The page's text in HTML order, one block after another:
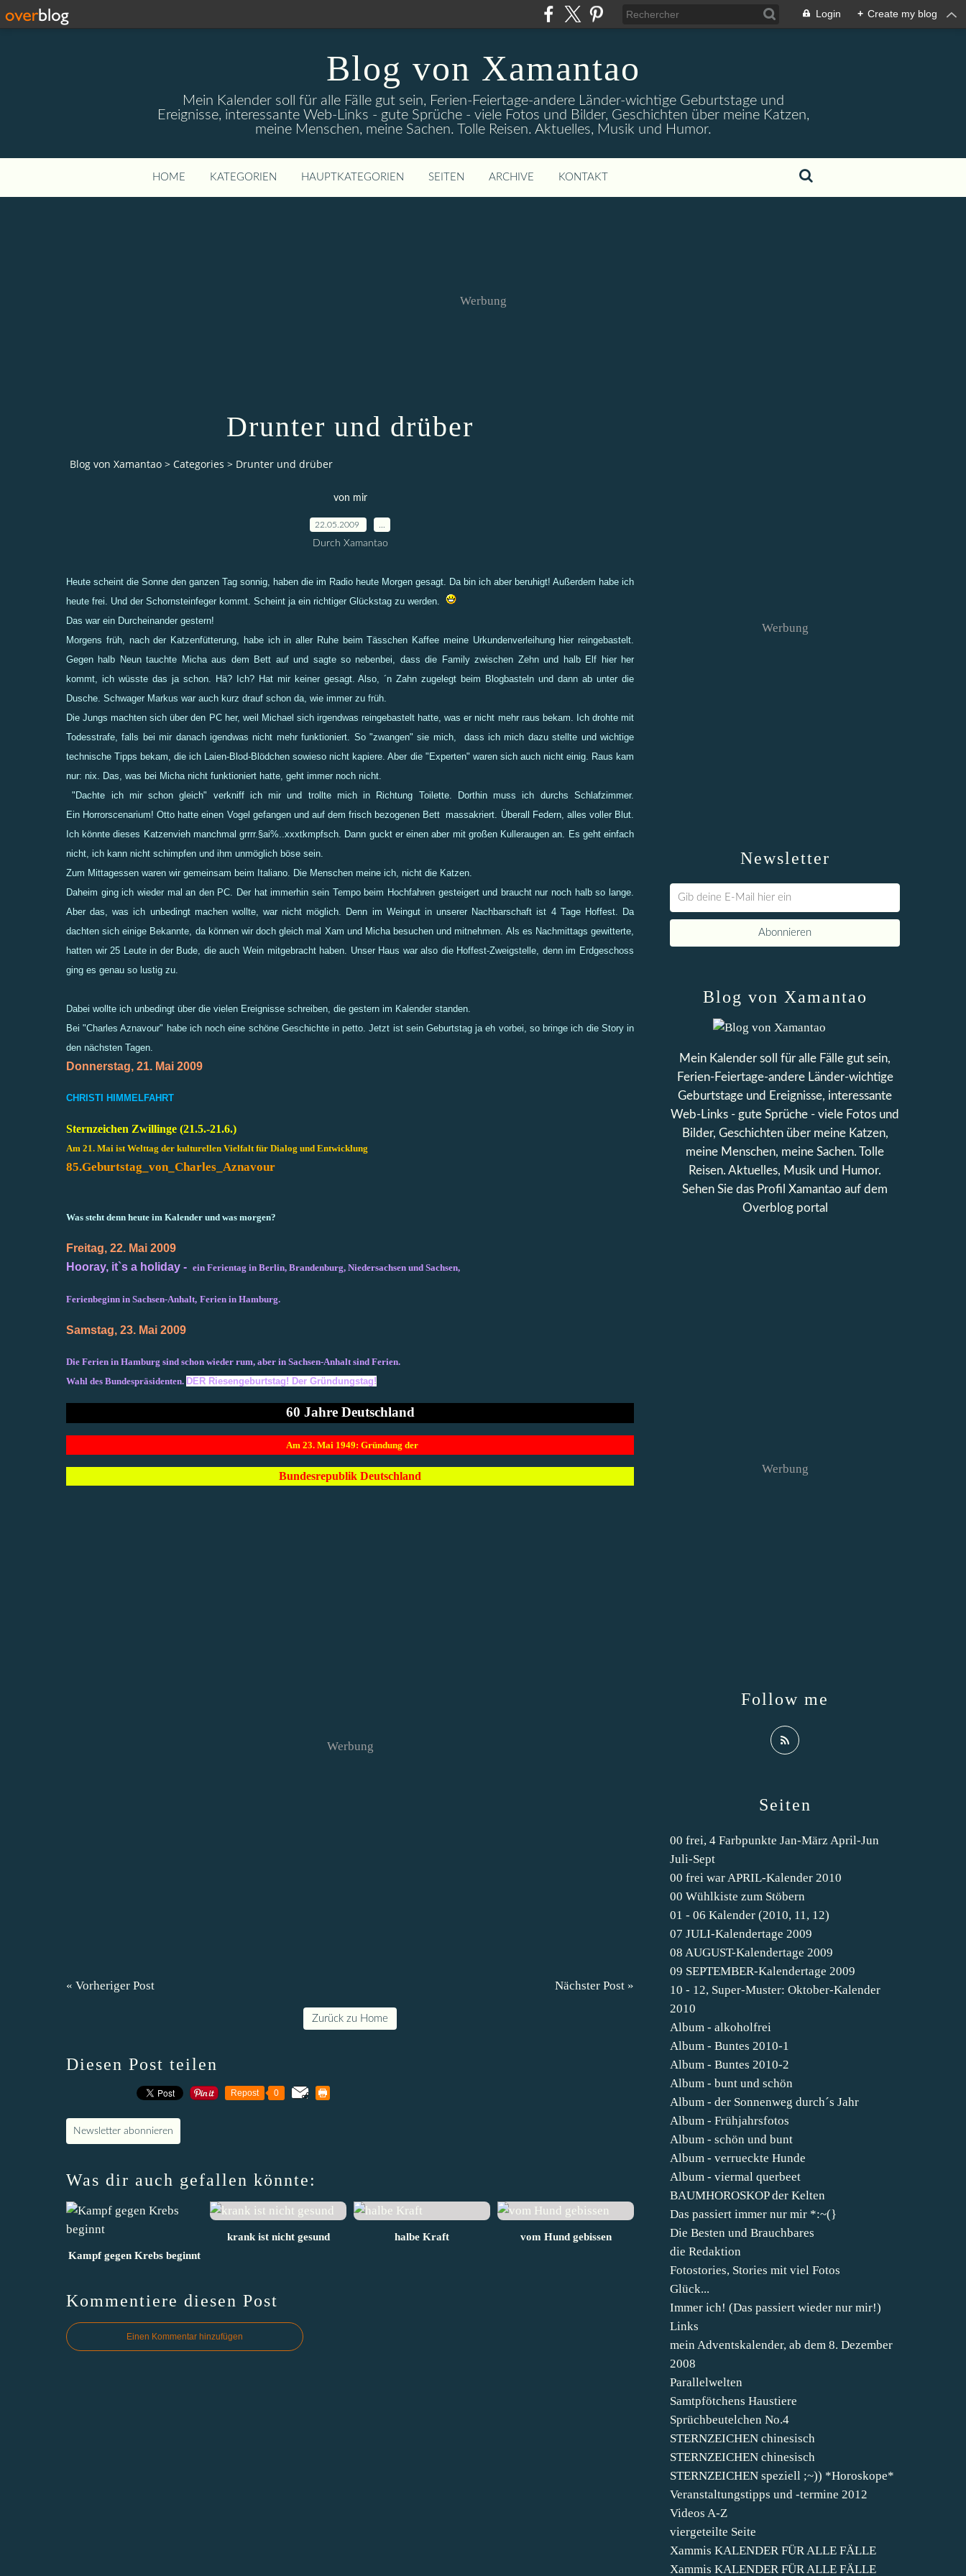
Login + Create my blog
Blog von Xamantao
Mein Kalender soll für alle Fälle gut sein, Ferien-Feiertage-andere Länder-wichtige Geburtstage und
Ereignisse, interessante Web-Links - gute Sprüche - viele Fotos und Bilder, Geschichten über meine Katzen,
meine Menschen, meine Sachen. Tolle Reisen. Aktuelles, Musik und Humor.
HOME KATEGORIEN HAUPTKATEGORIEN SEITEN ARCHIVE KONTAKT
Werbung
Drunter und drüber
Blog von Xamantao > Categories > Drunter und drüber
von mir
22.05.2009
Durch Xamantao
Heute scheint die Sonne den ganzen Tag sonnig, haben die im Radio heute Morgen gesagt. Da bin ich aber beruhigt! Außerdem habe ich
heute frei. Und der Schornsteinfeger kommt. Scheint ja ein richtiger Glückstag zu werden.
Das war ein Durcheinander gestern!
Morgens früh, nach der Katzenfütterung, habe ich in aller Ruhe beim Tässchen Kaffee meine Urkundenverleihung hier reingebastelt.
Gegen halb Neun tauchte Micha aus dem Bett auf und sagte so nebenbei, dass die Family zwischen Zehn und halb Elf hier her
kommt, ich wüsste das ja schon. Hä? Ich? Hat mir keiner gesagt. Also, ´n Zahn zugelegt beim Blogbasteln und dann ab unter die
Dusche. Schwager Markus war auch kurz drauf schon da, wie immer zu früh.
Die Jungs machten sich über den PC her, weil Michael sich irgendwas reingebastelt hatte, was er nicht mehr raus bekam. Ich drohte mit
Todesstrafe, falls bei mir danach igendwas nicht mehr funktioniert. So "zwangen" sie mich, dass ich mich dazu stellte und wichtige
technische Tipps bekam, die ich Laien-Blod-Blödchen sowieso nicht kapiere. Aber die "Experten" waren sich auch nicht einig. Raus kam
nur: nix. Das, was bei Micha nicht funktioniert hatte, geht immer noch nicht.
"Dachte ich mir schon gleich" verkniff ich mir und trollte mich in Richtung Toilette. Dorthin muss ich durchs Schlafzimmer.
Ein Horrorscenarium! Otto hatte einen Vogel gefangen und auf dem frisch bezogenen Bett massakriert. Überall Federn, alles voller Blut.
Ich könnte dieses Katzenvieh manchmal grrrr.§ai%..xxxtkmpfsch. Dann guckt er einen aber mit großen Kulleraugen an. Es geht einfach
nicht, ich kann nicht schimpfen und ihm unmöglich böse sein.
Zum Mittagessen waren wir gemeinsam beim Italiano. Die Menschen meine ich, nicht die Katzen.
Daheim ging ich wieder mal an den PC. Der hat immerhin sein Tempo beim Hochfahren gesteigert und braucht nur noch halb so lange.
Aber das, was ich unbedingt machen wollte, war nicht möglich. Denn im Weingut in unserer Nachbarschaft ist 4 Tage Hoffest. Da
dachten sich einige Bekannte, da können wir doch gleich mal Xam und Micha besuchen und mitnehmen. Als es Nachmittags gewitterte,
hatten wir 25 Leute in der Bude, die auch Wein mitgebracht haben. Unser Haus war also die Hoffest-Zweigstelle, denn im Erdgeschoss
ging es genau so lustig zu.
Dabei wollte ich unbedingt über die vielen Ereignisse schreiben, die gestern im Kalender standen.
Bei "Charles Aznavour" habe ich noch eine schöne Geschichte in petto. Jetzt ist sein Geburtstag ja eh vorbei, so bringe ich die Story in
den nächsten Tagen.
Donnerstag, 21. Mai 2009
CHRISTI HIMMELFAHRT
Sternzeichen Zwillinge (21.5.-21.6.)
Am 21. Mai ist Welttag der kulturellen Vielfalt für Dialog und Entwicklung
85.Geburtstag_von_Charles_Aznavour
Was steht denn heute im Kalender und was morgen?
Freitag, 22. Mai 2009
Hooray, it`s a holiday - ein Ferientag in Berlin, Brandenburg, Niedersachsen und Sachsen,
Ferienbeginn in Sachsen-Anhalt, Ferien in Hamburg.
Samstag, 23. Mai 2009
Die Ferien in Hamburg sind schon wieder rum, aber in Sachsen-Anhalt sind Ferien.
Wahl des Bundespräsidenten. DER Riesengeburtstag! Der Gründungstag!
60 Jahre Deutschland
Am 23. Mai 1949: Gründung der
Bundesrepublik Deutschland
Werbung
« Vorheriger Post Nächster Post »
Zurück zu Home
Diesen Post teilen
Repost 0
Newsletter abonnieren
Was dir auch gefallen könnte:
Kampf gegen Krebs beginnt
krank ist nicht gesund halbe Kraft vom Hund gebissen
Kommentiere diesen Post
Einen Kommentar hinzufügen
Newsletter
Werbung
Seiten
00 frei, 4 Farbpunkte Jan-März April-Jun
Juli-Sept
00 frei war APRIL-Kalender 2010
00 Wühlkiste zum Stöbern
01 - 06 Kalender (2010, 11, 12)
07 JULI-Kalendertage 2009
08 AUGUST-Kalendertage 2009
09 SEPTEMBER-Kalendertage 2009
10 - 12, Super-Muster: Oktober-Kalender
2010
Album - alkoholfrei
Album - Buntes 2010-1
Album - Buntes 2010-2
Album - bunt und schön
Album - der Sonnenweg durch´s Jahr
Album - Frühjahrsfotos
Album - schön und bunt
Album - verrueckte Hunde
Album - viermal querbeet
BAUMHOROSKOP der Kelten
Das passiert immer nur mir *:~(}
Die Besten und Brauchbares
die Redaktion
Fotostories, Stories mit viel Fotos
Glück...
Immer ich! (Das passiert wieder nur mir!)
Links
mein Adventskalender, ab dem 8. Dezember
2008
Parallelwelten
Samtpfötchens Haustiere
Sprüchbeutelchen No.4
STERNZEICHEN chinesisch
STERNZEICHEN chinesisch
STERNZEICHEN speziell ;~)) *Horoskope*
Veranstaltungstipps und -termine 2012
Videos A-Z
viergeteilte Seite
Xammis KALENDER FÜR ALLE FÄLLE
Xammis KALENDER FÜR ALLE FÄLLE
Blog von Xamantao
Mein Kalender soll für alle Fälle gut sein,
Ferien-Feiertage-andere Länder-wichtige
Geburtstage und Ereignisse, interessante
Web-Links - gute Sprüche - viele Fotos und
Bilder, Geschichten über meine Katzen,
meine Menschen, meine Sachen. Tolle
Reisen. Aktuelles, Musik und Humor.
Sehen Sie das Profil Xamantao auf dem
Overblog portal
Follow me
Werbung